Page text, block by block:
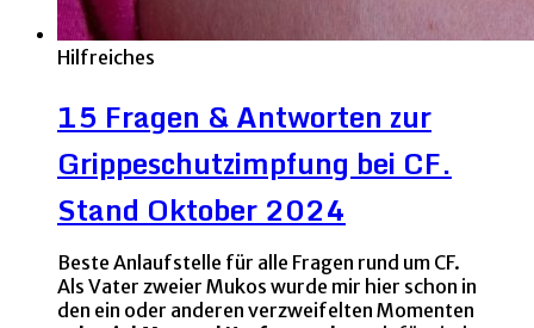
Hilfreiches
15 Fragen & Antworten zur
Grippeschutzimpfung bei CF.
Stand Oktober 2024
Beste Anlaufstelle für alle Fragen rund um CF.
Als Vater zweier Mukos wurde mir hier schon in
den ein oder anderen verzweifelten Momenten